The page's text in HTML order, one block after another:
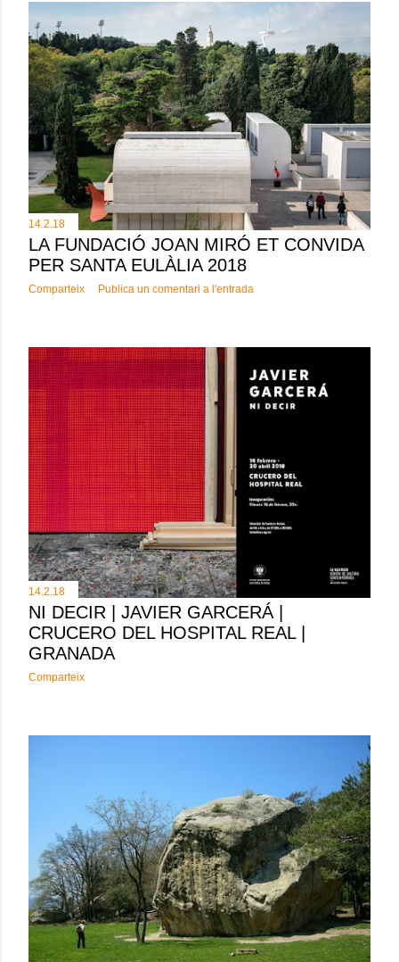
14.2.18
LA FUNDACIÓ JOAN MIRÓ ET CONVIDA
PER SANTA EULÀLIA 2018
Comparteix Publica un comentari a l'entrada
14.2.18
NI DECIR | JAVIER GARCERÁ |
CRUCERO DEL HOSPITAL REAL |
GRANADA
Comparteix